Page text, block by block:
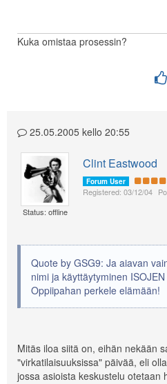
Kuka omistaa prosessin?
25.05.2005 kello 20:55
Status: offline
Clint Eastwood
Forum User
Registered: 03/12/04
Quote by GSG9: Ja aiavan
nimi ja käyttäytyminen
Oppiipahan perkele elämään!
Mitäs iloa siitä on, eihän nekään
"virkatilaisuuksissa" päivää, eli
jossa asioista keskustelu otetaan